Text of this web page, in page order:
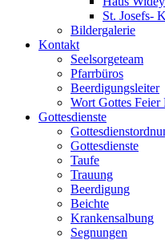
St. Josefs-
Bildergalerie
Kontakt
Seelsorgeteam
Pfarrbüros
Beerdigungsleiter
Wort Gottes Feier
Gottesdienste
Gottesdienste
Taufe
Trauung
Beerdigung
Beichte
Krankensalbung
Segnungen